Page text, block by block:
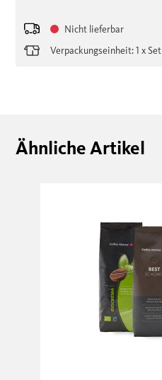
Nicht lieferbar
Verpackungseinheit: 1 x Set
Ähnliche Artikel